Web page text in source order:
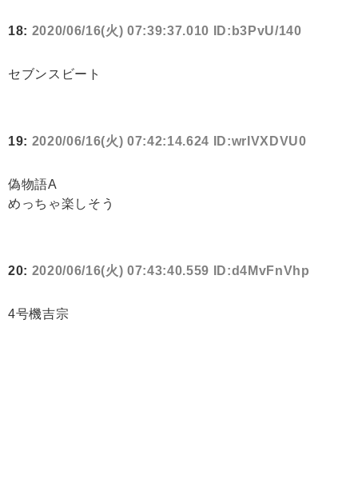
18: 2020/06/16(火) 07:39:37.010 ID:b3PvU/140
セブンスビート
19: 2020/06/16(火) 07:42:14.624 ID:wrIVXDVU0
偽物語A
めっちゃ楽しそう
20: 2020/06/16(火) 07:43:40.559 ID:d4MvFnVhp
4号機吉宗